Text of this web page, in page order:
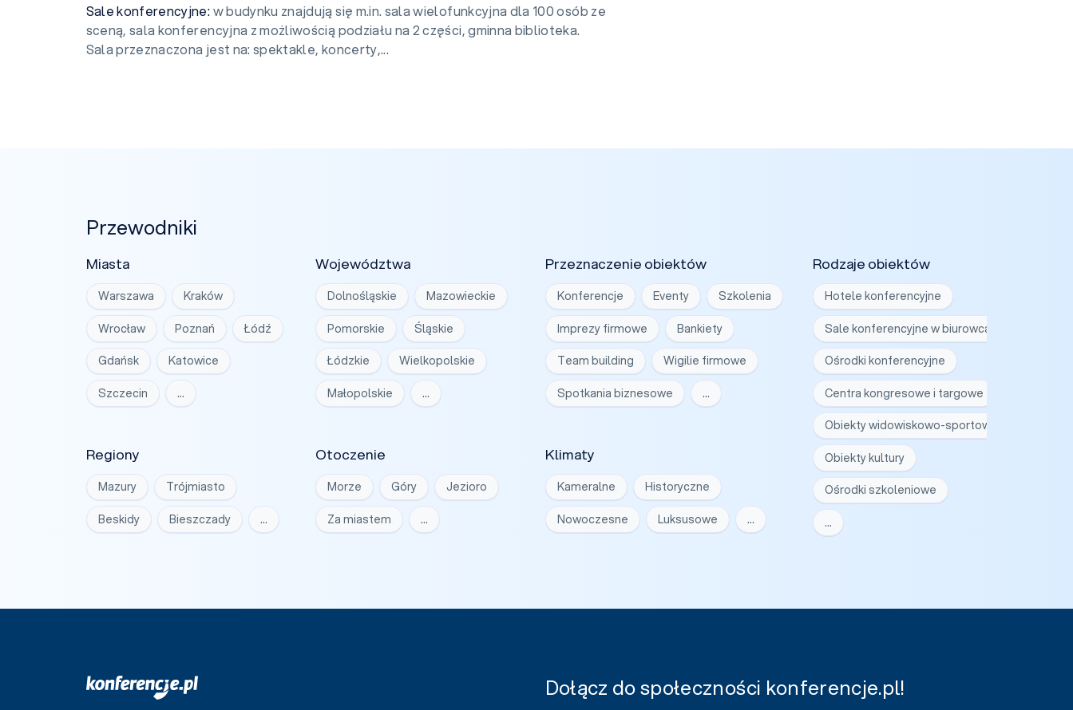
Sale konferencyjne:w budynku znajdują się m.in. sala wielofunkcyjna dla 100 osób ze
sceną, sala konferencyjna z możliwością podziału na 2 części, gminna biblioteka.
Sala przeznaczona jest na: spektakle, koncerty,...
Przewodniki
Miasta
Warszawa Kraków
Wrocław Poznań Łódź
Gdańsk Katowice
Szczecin …
Województwa
Dolnośląskie Mazowieckie
Pomorskie Śląskie
Łódzkie Wielkopolskie
Małopolskie …
Regiony
Mazury Trójmiasto
Beskidy Bieszczady …
Otoczenie
Morze Góry Jezioro
Za miastem …
Klimaty
Kameralne Historyczne
Nowoczesne Luksusowe …
Przeznaczenie obiektów
Konferencje Eventy Szkolenia
Imprezy firmowe Bankiety
Team building Wigilie firmowe
Spotkania biznesowe …
Rodzaje obiektów
Hotele konferencyjne
Sale konferencyjne w biurowcach
Ośrodki konferencyjne
Centra kongresowe i targowe
Obiekty widowiskowo-sportowe
Obiekty kultury
Ośrodki szkoleniowe
…
Dołącz do społeczności konferencje.pl!